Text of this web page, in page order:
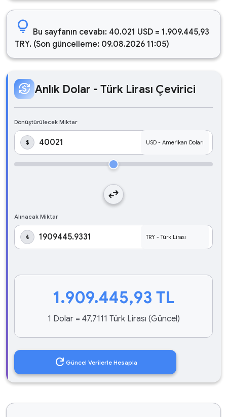
lightbulb Bu sayfanın cevabı: 40.021 USD = 1.909.445,93
TRY. (Son güncelleme: 09.08.2026 11:05)
currency_exchange Anlık Dolar - Türk Lirası Çevirici
Dönüştürülecek Miktar
$
swap_horiz
Alınacak Miktar
₺
1.909.445,93 TL
1 Dolar = 47,7111 Türk Lirası (Güncel)
refresh Güncel Verilerle Hesapla